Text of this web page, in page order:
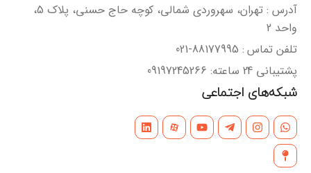
آدرس : تهران، سهروردی شمالی، کوچه حاج حسنی، پلاک 5،
واحد 2
تلفن تماس : 88177995-021
پشتیبانی 24 ساعته: 09197245266
شبکه‌های اجتماعی